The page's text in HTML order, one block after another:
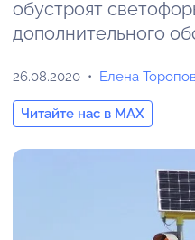
обустроят
дополнительного
26.08.2020 Елена
Читайте нас в MAX